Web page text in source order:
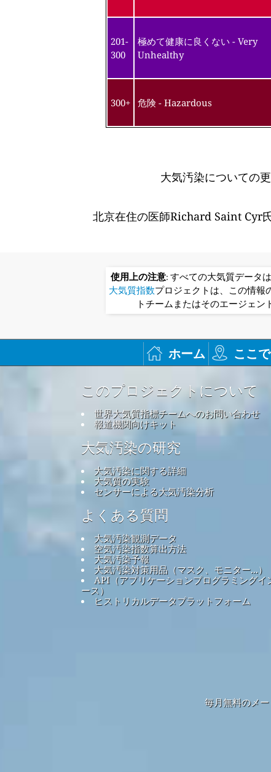
201-
300
極めて健康に良くない - Very
Unhealthy
300+ 危険 - Hazardous
大気汚染についての
北京在住の医師Richard Saint Cyr
使用上の注意: すべての大気質データ
大気質指数プロジェクトは、この情報
トチームまたはそのエージェ
ホーム ここで
このプロジェクトについて
世界大気質指標チームへのお問い合わせ
報道機関向けキット
大気汚染の研究
大気汚染に関する詳細
大気質の実験
センサーによる大気汚染分析
よくある質問
大気汚染観測データ
空気汚染指数算出方法
大気汚染予報
大気汚染対策用品（マスク、モニター...）
API（アプリケーションプログラミングイ
ース）
ヒストリカルデータプラットフォーム
毎月無料のメ